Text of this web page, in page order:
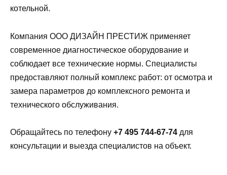
котельной.
Компания ООО ДИЗАЙН ПРЕСТИЖ применяет
современное диагностическое оборудование и
соблюдает все технические нормы. Специалисты
предоставляют полный комплекс работ: от осмотра и
замера параметров до комплексного ремонта и
технического обслуживания.
Обращайтесь по телефону +7 495 744-67-74 для
консультации и выезда специалистов на объект.